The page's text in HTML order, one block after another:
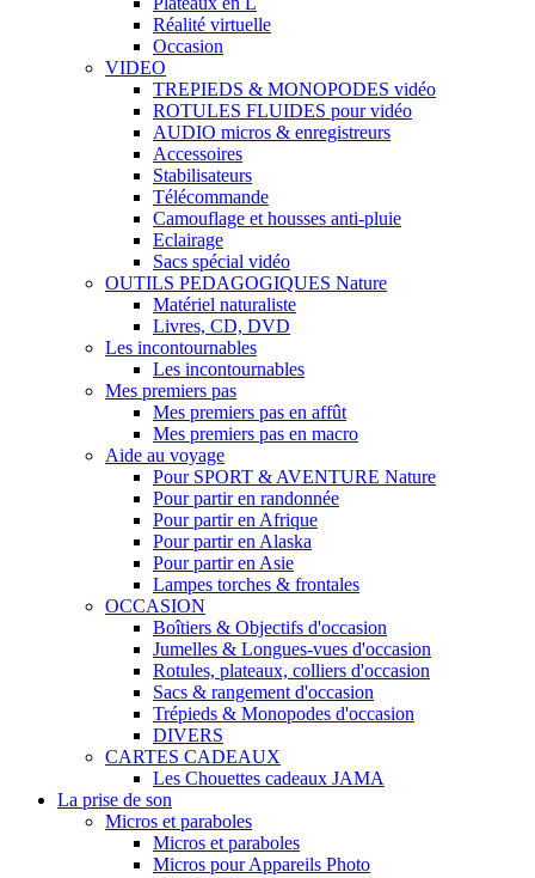
Réalité virtuelle
Occasion
VIDEO
TREPIEDS & MONOPODES vidéo
ROTULES FLUIDES pour vidéo
AUDIO micros & enregistreurs
Accessoires
Stabilisateurs
Télécommande
Camouflage et housses anti-pluie
Eclairage
Sacs spécial vidéo
OUTILS PEDAGOGIQUES Nature
Matériel naturaliste
Livres, CD, DVD
Les incontournables
Les incontournables
Mes premiers pas
Mes premiers pas en affût
Mes premiers pas en macro
Aide au voyage
Pour SPORT & AVENTURE Nature
Pour partir en randonnée
Pour partir en Afrique
Pour partir en Alaska
Pour partir en Asie
Lampes torches & frontales
OCCASION
Boîtiers & Objectifs d'occasion
Jumelles & Longues-vues d'occasion
Rotules, plateaux, colliers d'occasion
Sacs & rangement d'occasion
Trépieds & Monopodes d'occasion
DIVERS
CARTES CADEAUX
Les Chouettes cadeaux JAMA
La prise de son
Micros et paraboles
Micros et paraboles
Micros pour Appareils Photo